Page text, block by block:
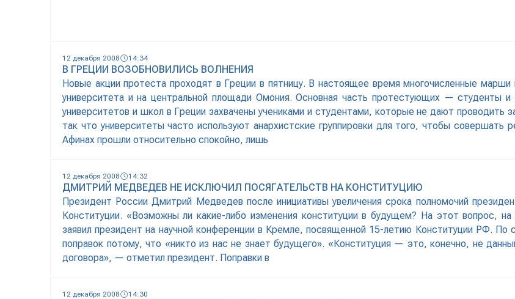
12 декабря 2008 14:34
В ГРЕЦИИ ВОЗОБНОВИЛИСЬ ВОЛНЕНИЯ
Новые акции протеста проходят в Греции в пятницу. В настоящее время многочисленные марши
университета и на центральной площади Омония. Основная часть протестующих —
университетов и школ в Греции захвачены учениками и студентами, которые не дают проводить
так что университеты часто используют анархистские группировки для того, чтобы совершать
Афинах прошли относительно спокойно, лишь
12 декабря 2008 14:32
ДМИТРИЙ МЕДВЕДЕВ НЕ ИСКЛЮЧИЛ ПОСЯГАТЕЛЬСТВ НА КОНСТИТУЦИЮ
Президент России Дмитрий Медведев после инициативы увеличения срока полномочий
Конституции. «Возможны ли какие-либо изменения конституции в будущем? На этот вопрос,
заявил президент на научной конференции в Кремле, посвященной 15-летию Конституции РФ.
поправок потому, что «никто из нас не знает будущего». «Конституция — это, конечно, не
договора», — отметил президент. Поправки в
12 декабря 2008 14:30